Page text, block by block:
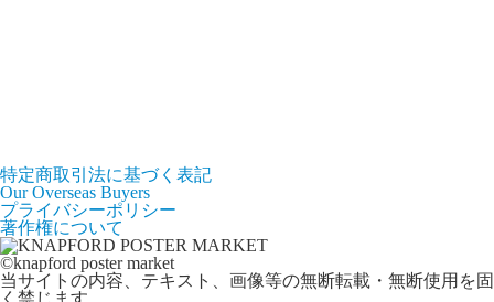
特定商取引法に基づく表記
Our Overseas Buyers
プライバシーポリシー
著作権について
©knapford poster market
当サイトの内容、テキスト、画像等の無断転載・無断使用を固